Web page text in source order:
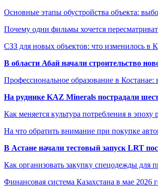
Основные этапы обустройства объекта:
Почему одни фильмы хочется
СЗЗ для новых объектов: что изменилось в
В области Абай начали строительство
Профессиональное образование в
На руднике KAZ Minerals пострадали
Как меняется культура потребления в
На что обратить внимание при покупке
В Астане начали тестовый запуск LRT
Как организовать закупку спецодежды для
Финансовая система Казахстана в мае 2026